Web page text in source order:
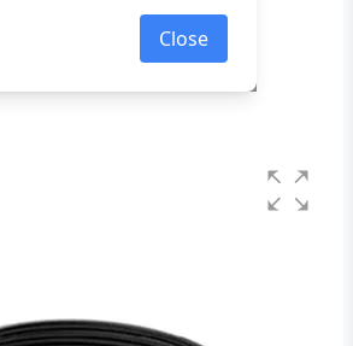
Close
2 meter